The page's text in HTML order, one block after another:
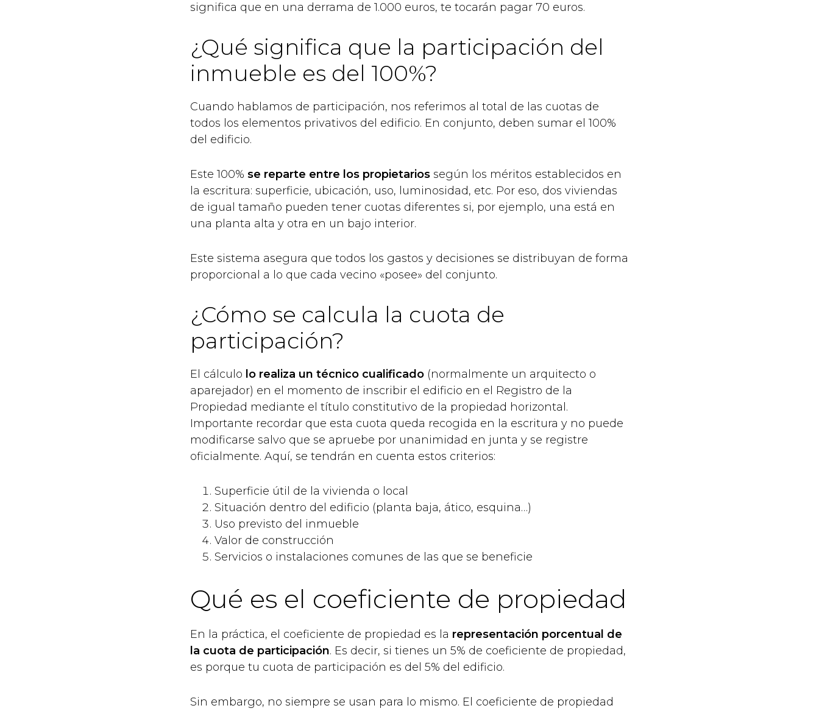
significa que en una derrama de 1.000 euros, te tocarán pagar 70 euros.
¿Qué significa que la participación del
inmueble es del 100%?
Cuando hablamos de participación, nos referimos al total de las cuotas de
todos los elementos privativos del edificio. En conjunto, deben sumar el 100%
del edificio.
Este 100% se reparte entre los propietarios según los méritos establecidos en
la escritura: superficie, ubicación, uso, luminosidad, etc. Por eso, dos viviendas
de igual tamaño pueden tener cuotas diferentes si, por ejemplo, una está en
una planta alta y otra en un bajo interior.
Este sistema asegura que todos los gastos y decisiones se distribuyan de forma
proporcional a lo que cada vecino «posee» del conjunto.
¿Cómo se calcula la cuota de
participación?
El cálculo lo realiza un técnico cualificado (normalmente un arquitecto o
aparejador) en el momento de inscribir el edificio en el Registro de la
Propiedad mediante el título constitutivo de la propiedad horizontal.
Importante recordar que esta cuota queda recogida en la escritura y no puede
modificarse salvo que se apruebe por unanimidad en junta y se registre
oficialmente. Aquí, se tendrán en cuenta estos criterios:
Superficie útil de la vivienda o local
Situación dentro del edificio (planta baja, ático, esquina…)
Uso previsto del inmueble
Valor de construcción
Servicios o instalaciones comunes de las que se beneficie
Qué es el coeficiente de propiedad
En la práctica, el coeficiente de propiedad es la representación porcentual de
la cuota de participación. Es decir, si tienes un 5% de coeficiente de propiedad,
es porque tu cuota de participación es del 5% del edificio.
Sin embargo, no siempre se usan para lo mismo. El coeficiente de propiedad